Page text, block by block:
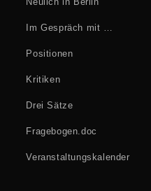
Im Gespräch mit …
Positionen
Kritiken
Drei Sätze
Fragebogen.doc
Veranstaltungskalender